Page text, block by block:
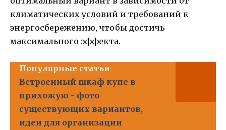
климатических условий и требований к
энергосбережению, чтобы достичь
максимального эффекта.
Популярные статьи
Встроенный шкаф купе в
прихожую - фото
существующих вариантов,
идеи для организации